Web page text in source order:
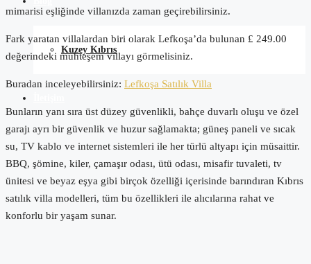
Kuzey Kıbrıs
mimarisi eşliğinde villanızda zaman geçirebilirsiniz.
Fark yaratan villalardan biri olarak Lefkoşa’da bulunan £ 249.00
değerindeki muhteşem villayı görmelisiniz.
Buradan inceleyebilirsiniz: Lefkoşa Satılık Villa
Bunların yanı sıra üst düzey güvenlikli, bahçe duvarlı oluşu ve özel
garajı ayrı bir güvenlik ve huzur sağlamakta; güneş paneli ve sıcak
su, TV kablo ve internet sistemleri ile her türlü altyapı için müsaittir.
BBQ, şömine, kiler, çamaşır odası, ütü odası, misafir tuvaleti, tv
ünitesi ve beyaz eşya gibi birçok özelliği içerisinde barındıran Kıbrıs
satılık villa modelleri, tüm bu özellikleri ile alıcılarına rahat ve
konforlu bir yaşam sunar.